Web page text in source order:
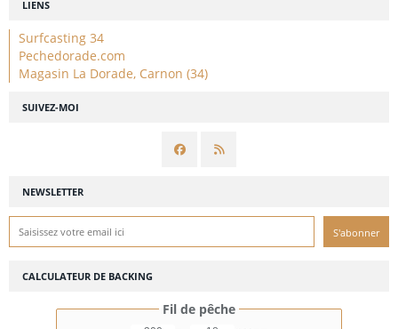
NEWSLETTER
SUIVEZ-MOI
LIENS
Surfcasting 34
Pechedorade.com
Magasin La Dorade, Carnon (34)
CALCULATEUR DE BACKING
Fil de pêche